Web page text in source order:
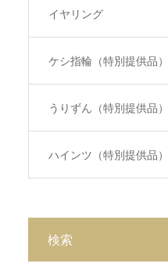
イヤリング
ケシ指輪（特別提供品）
うりずん（特別提供品）
ハインツ（特別提供品）
検索